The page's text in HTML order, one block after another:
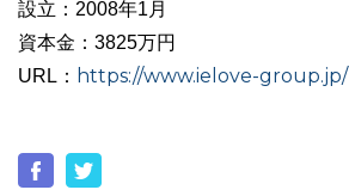
設立：2008年1月
資本金：3825万円
URL： https://www.ielove-group.jp/